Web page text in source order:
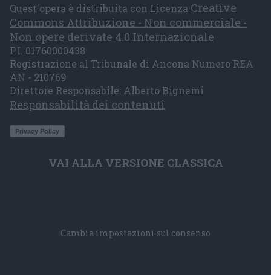
Quest'opera è distribuita con Licenza Creative
Commons Attribuzione - Non commerciale -
Non opere derivate 4.0 Internazionale
P.I. 01760000438
Registrazione al Tribunale di Ancona Numero REA
AN - 210769
Direttore Responsabile: Alberto Bignami
Responsabilità dei contenuti
VAI ALLA VERSIONE CLASSICA
Cambia impostazioni sul consenso